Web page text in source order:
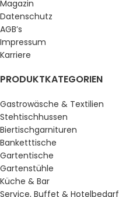
Magazin
Datenschutz
AGB’s
Impressum
Karriere
PRODUKTKATEGORIEN
Gastrowäsche & Textilien
Stehtischhussen
Biertischgarnituren
Banketttische
Gartentische
Gartenstühle
Küche & Bar
Service, Buffet & Hotelbedarf